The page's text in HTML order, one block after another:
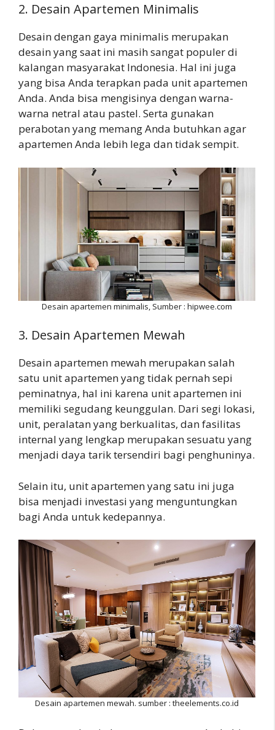
2. Desain Apartemen Minimalis
Desain dengan gaya minimalis merupakan
desain yang saat ini masih sangat populer di
kalangan masyarakat Indonesia. Hal ini juga
yang bisa Anda terapkan pada unit apartemen
Anda. Anda bisa mengisinya dengan warna-
warna netral atau pastel. Serta gunakan
perabotan yang memang Anda butuhkan agar
apartemen Anda lebih lega dan tidak sempit.
Desain apartemen minimalis, Sumber : hipwee.com
3. Desain Apartemen Mewah
Desain apartemen mewah merupakan salah
satu unit apartemen yang tidak pernah sepi
peminatnya, hal ini karena unit apartemen ini
memiliki segudang keunggulan. Dari segi lokasi,
unit, peralatan yang berkualitas, dan fasilitas
internal yang lengkap merupakan sesuatu yang
menjadi daya tarik tersendiri bagi penghuninya.
Selain itu, unit apartemen yang satu ini juga
bisa menjadi investasi yang menguntungkan
bagi Anda untuk kedepannya.
Desain apartemen mewah. sumber : theelements.co.id